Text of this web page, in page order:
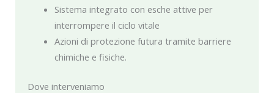
Sistema integrato con esche attive per
interrompere il ciclo vitale
Azioni di protezione futura tramite barriere
chimiche e fisiche.
Dove interveniamo